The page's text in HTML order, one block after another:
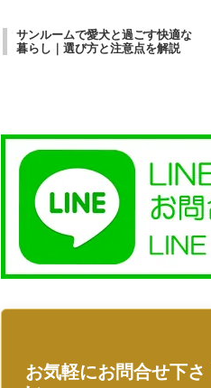
サンルームで愛犬と過ごす快適な
暮らし｜選び方と注意点を解説
お気軽にお問合せ下さ